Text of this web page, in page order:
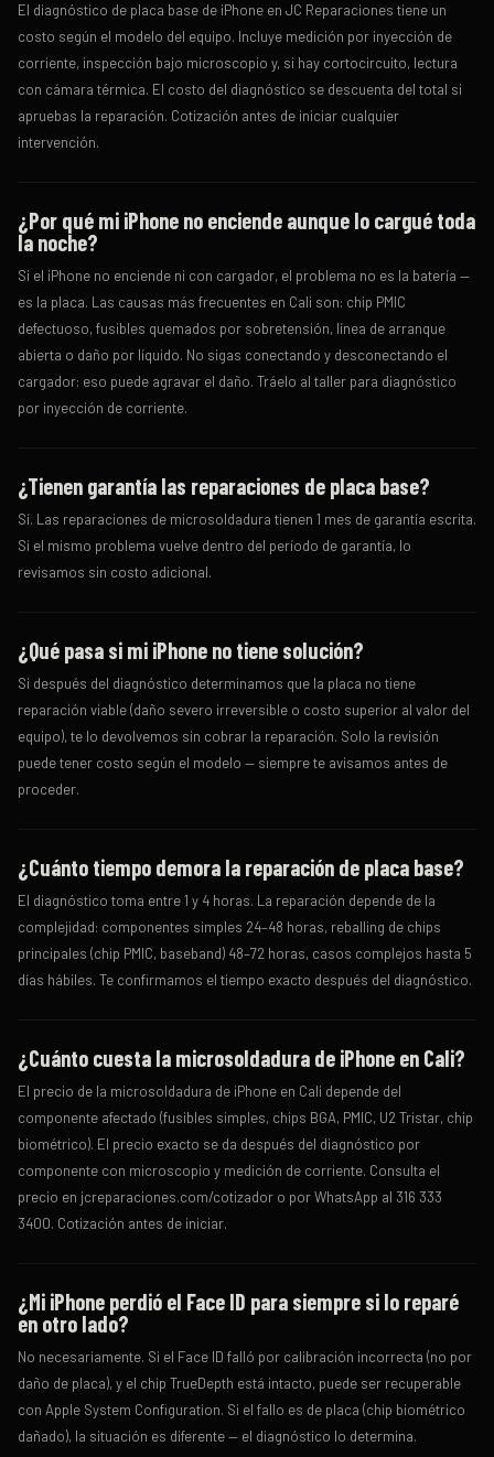
El diagnóstico de placa base de iPhone en JC Reparaciones tiene un
costo según el modelo del equipo. Incluye medición por inyección de
corriente, inspección bajo microscopio y, si hay cortocircuito, lectura
con cámara térmica. El costo del diagnóstico se descuenta del total si
apruebas la reparación. Cotización antes de iniciar cualquier
intervención.
¿Por qué mi iPhone no enciende aunque lo cargué toda
la noche?
Si el iPhone no enciende ni con cargador, el problema no es la batería —
es la placa. Las causas más frecuentes en Cali son: chip PMIC
defectuoso, fusibles quemados por sobretensión, línea de arranque
abierta o daño por líquido. No sigas conectando y desconectando el
cargador: eso puede agravar el daño. Tráelo al taller para diagnóstico
por inyección de corriente.
¿Tienen garantía las reparaciones de placa base?
Sí. Las reparaciones de microsoldadura tienen 1 mes de garantía escrita.
Si el mismo problema vuelve dentro del período de garantía, lo
revisamos sin costo adicional.
¿Qué pasa si mi iPhone no tiene solución?
Si después del diagnóstico determinamos que la placa no tiene
reparación viable (daño severo irreversible o costo superior al valor del
equipo), te lo devolvemos sin cobrar la reparación. Solo la revisión
puede tener costo según el modelo — siempre te avisamos antes de
proceder.
¿Cuánto tiempo demora la reparación de placa base?
El diagnóstico toma entre 1 y 4 horas. La reparación depende de la
complejidad: componentes simples 24–48 horas, reballing de chips
principales (chip PMIC, baseband) 48–72 horas, casos complejos hasta 5
días hábiles. Te confirmamos el tiempo exacto después del diagnóstico.
¿Cuánto cuesta la microsoldadura de iPhone en Cali?
El precio de la microsoldadura de iPhone en Cali depende del
componente afectado (fusibles simples, chips BGA, PMIC, U2 Tristar, chip
biométrico). El precio exacto se da después del diagnóstico por
componente con microscopio y medición de corriente. Consulta el
precio en jcreparaciones.com/cotizador o por WhatsApp al 316 333
3400. Cotización antes de iniciar.
¿Mi iPhone perdió el Face ID para siempre si lo reparé
en otro lado?
No necesariamente. Si el Face ID falló por calibración incorrecta (no por
daño de placa), y el chip TrueDepth está intacto, puede ser recuperable
con Apple System Configuration. Si el fallo es de placa (chip biométrico
dañado), la situación es diferente — el diagnóstico lo determina.